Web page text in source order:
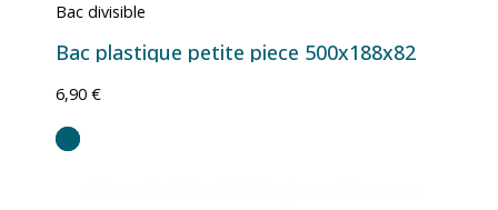
Bac divisible
Bac plastique petite piece 500x188x82
6,90 €